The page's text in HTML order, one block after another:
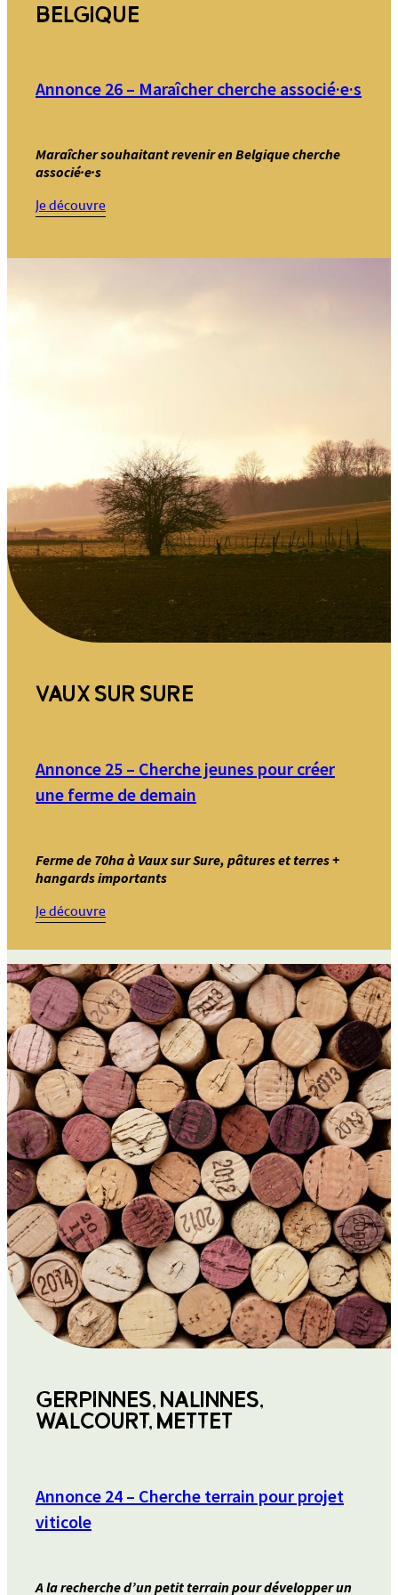
BELGIQUE
Annonce 26 – Maraîcher cherche associé·e·s
Maraîcher souhaitant revenir en Belgique cherche
associé·e·s
Je découvre
Annonce
–
associé·e·s
VAUX SUR SURE
Annonce 25 – Cherche jeunes pour créer
une ferme de demain
Ferme de 70ha à Vaux sur Sure, pâtures et terres +
hangards importants
Je découvre
Annonce
25
–
Cherche
jeunes
pour
créer
une
ferme
de
demain
GERPINNES, NALINNES,
WALCOURT, METTET
Annonce 24 – Cherche terrain pour projet
viticole
A la recherche d’un petit terrain pour développer un